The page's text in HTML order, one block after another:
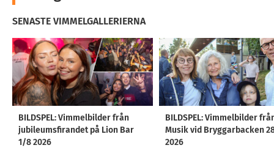
SENASTE VIMMELGALLERIERNA
BILDSPEL: Vimmelbilder från
jubileumsfirandet på Lion Bar
1/8 2026
BILDSPEL: Vimmelbilder
Musik vid Bryggarbacken
2026